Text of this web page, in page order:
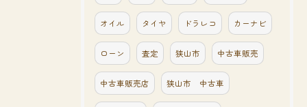
オイル タイヤ ドラレコ カーナビ
ローン 査定 狭山市 中古車販売
中古車販売店 狭山市 中古車